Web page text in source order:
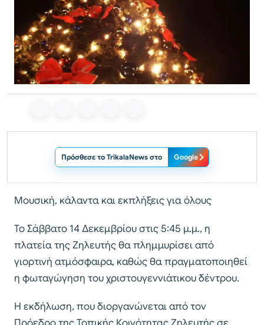
Πρόσθεσε το TrikalaNews στο Google
Μουσική, κάλαντα και εκπλήξεις για όλους
Το Σάββατο 14 Δεκεμβρίου στις 5:45 μ.μ., η
πλατεία της Ζηλευτής θα πλημμυρίσει από
γιορτινή ατμόσφαιρα, καθώς θα πραγματοποιηθεί
η φωταγώγηση του χριστουγεννιάτικου δέντρου.
Η εκδήλωση, που διοργανώνεται από τον